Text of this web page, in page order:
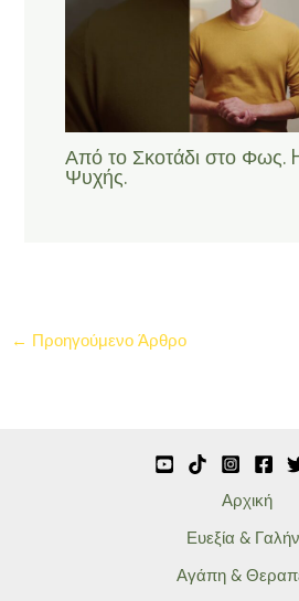
Από το Σκοτάδι στο Φως.
Ψυχής.
← Προηγούμενο Άρθρο
Αρχική
Ευεξία &
Αγάπη &